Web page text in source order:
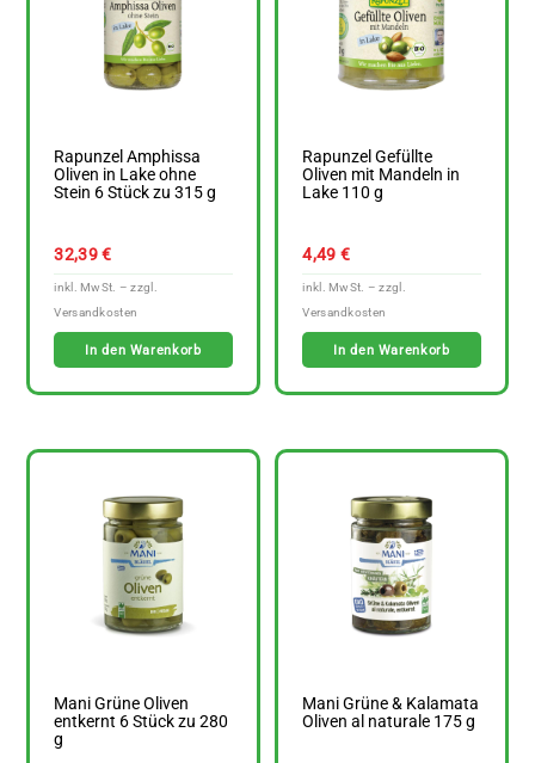
Rapunzel Amphissa
Oliven in Lake ohne
Stein 6 Stück zu 315 g
32,39€
In den Warenkorb
Rapunzel Gefüllte
Oliven mit Mandeln in
Lake 110 g
4,49 €
In den Warenkorb
Mani Grüne Oliven
entkernt 6 Stück zu 280
g
Mani Grüne & Kalamata
Oliven al naturale 175 g